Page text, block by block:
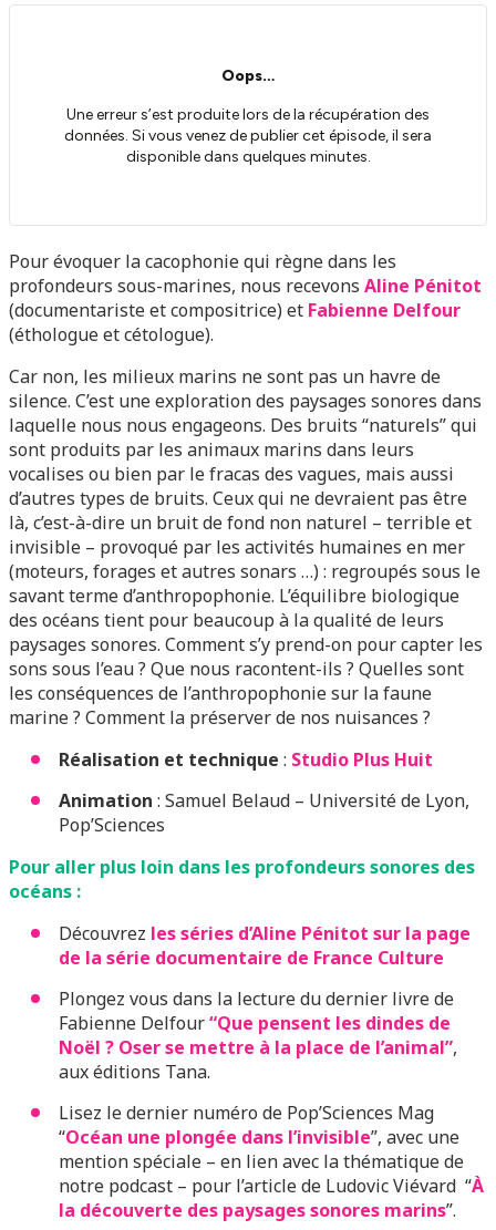
Pour évoquer la cacophonie qui règne dans les
profondeurs sous-marines, nous recevons Aline Pénitot
(documentariste et compositrice) et Fabienne Delfour
(éthologue et cétologue).
Car non, les milieux marins ne sont pas un havre de
silence. C’est une exploration des paysages sonores dans
laquelle nous nous engageons. Des bruits “naturels” qui
sont produits par les animaux marins dans leurs
vocalises ou bien par le fracas des vagues, mais aussi
d’autres types de bruits. Ceux qui ne devraient pas être
là, c’est-à-dire un bruit de fond non naturel – terrible et
invisible – provoqué par les activités humaines en mer
(moteurs, forages et autres sonars …) : regroupés sous le
savant terme d’anthropophonie. L’équilibre biologique
des océans tient pour beaucoup à la qualité de leurs
paysages sonores. Comment s’y prend-on pour capter les
sons sous l’eau ? Que nous racontent-ils ? Quelles sont
les conséquences de l’anthropophonie sur la faune
marine ? Comment la préserver de nos nuisances ?
Réalisation et technique : Studio Plus Huit
Animation : Samuel Belaud – Université de Lyon,
Pop’Sciences
Pour aller plus loin dans les profondeurs sonores des
océans :
Découvrez les séries d’Aline Pénitot sur la page
de la série documentaire de France Culture
Plongez vous dans la lecture du dernier livre de
Fabienne Delfour“Que pensent les dindes de
Noël ? Oser se mettre à la place de l’animal”,
aux éditions Tana.
Lisez le dernier numéro de Pop’Sciences Mag
“Océan une plongée dans l’invisible”, avec une
mention spéciale – en lien avec la thématique de
notre podcast – pour l’article de Ludovic Viévard “À
la découverte des paysages sonores marins”.